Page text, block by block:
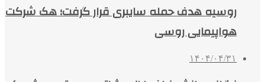
روسیه هدف حمله سایبری قرار گرفت؛ هک شرکت
هواپیمایی روسی
۱۴۰۴/۰۴/۳۱